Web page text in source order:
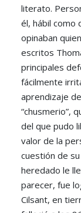
literato.
él, hábil como
opinaban
escritos
principales
fácilmente
aprendizaje
“chusmerio”,
del que pudo
valor de la
cuestión de
heredado le
parecer, fue
Cilsant, en